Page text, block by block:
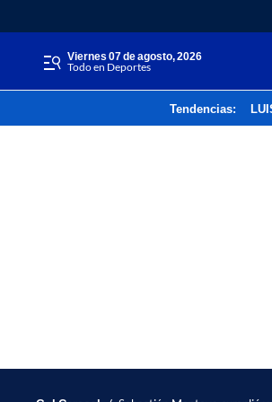
viernes 07 de agosto, 2026
Todo en Deportes
Tendencias: